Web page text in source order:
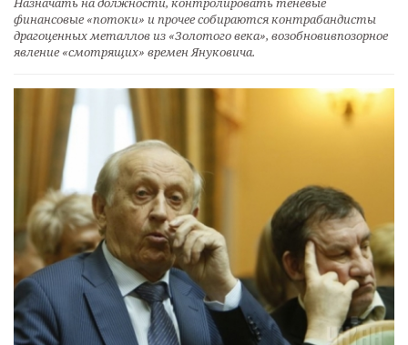
финансовые «потоки» и прочее собираются контрабандисты
драгоценных металлов из «Золотого века», возобновивпозорное
явление «смотрящих» времен Януковича.